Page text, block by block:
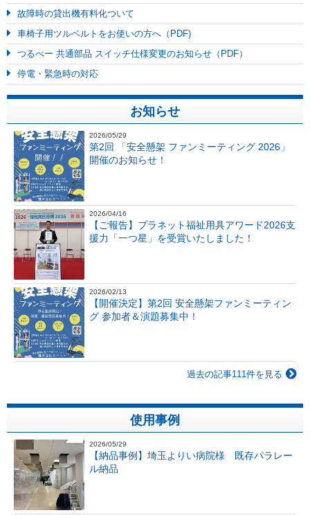
故障時の貸出機有料化ついて
車椅子用ツルベルトをお使いの方へ（PDF)
つるべー 共通部品 スイッチ仕様変更のお知らせ（PDF）
停電・緊急時の対応
お知らせ
2026/05/29
第2回 「安全懸架 ファンミーティング 2026」
開催のお知らせ！
2026/04/16
【ご報告】プラネット福祉用具アワード2026支
援力「一つ星」を受賞いたしました！
2026/02/13
【開催決定】第2回 安全懸架ファンミーティン
グ 参加者＆演題募集中！
過去の記事111件を見る
使用事例
2026/05/29
【納品事例】埼玉よりい病院様 既存パラレー
ル納品